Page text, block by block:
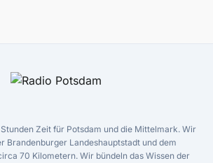
Zeit für Potsdam und die Mittelmark. Wir
Brandenburger Landeshauptstadt und dem
70 Kilometern. Wir bündeln das Wissen der